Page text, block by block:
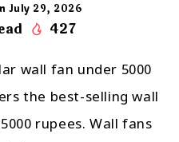
July 29, 2026
427
wall fan under 5000
the best-selling wall
rupees. Wall fans